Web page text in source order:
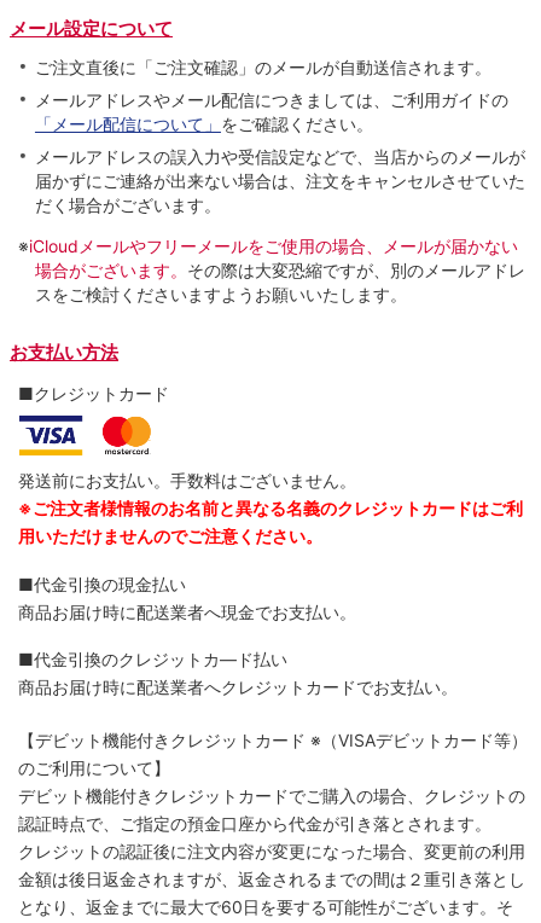
メール設定について
ご注文直後に「ご注文確認」のメールが自動送信されます。
メールアドレスやメール配信につきましては、ご利用ガイドの
「メール配信について」 をご確認ください。
メールアドレスの誤入力や受信設定などで、当店からのメールが
届かずにご連絡が出来ない場合は、注文をキャンセルさせていた
だく場合がございます。
※iCloudメールやフリーメールをご使用の場合、メールが届かない
場合がございます。 その際は大変恐縮ですが、別のメールアドレ
スをご検討くださいますようお願いいたします。
お支払い方法
■クレジットカード
発送前にお支払い。手数料はございません。
※ご注文者様情報のお名前と異なる名義のクレジットカードはご利
用いただけませんのでご注意ください。
■代金引換の現金払い
商品お届け時に配送業者へ現金でお支払い。
■代金引換のクレジットカ―ド払い
商品お届け時に配送業者へクレジットカードでお支払い。
【デビット機能付きクレジットカード ※（VISAデビットカード等）
のご利用について】
デビット機能付きクレジットカードでご購入の場合、クレジットの
認証時点で、ご指定の預金口座から代金が引き落とされます。
クレジットの認証後に注文内容が変更になった場合、変更前の利用
金額は後日返金されますが、返金されるまでの間は２重引き落とし
となり、返金までに最大で60日を要する可能性がございます。そ